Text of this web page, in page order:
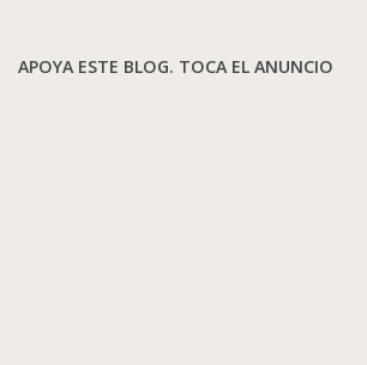
APOYA ESTE BLOG. TOCA EL ANUNCIO